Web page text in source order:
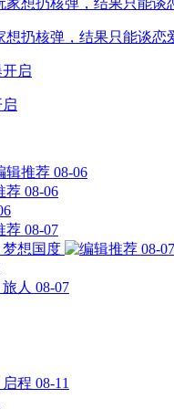
扔核弹，结果只能谈恋
08-06
08-06
08-07
想国度
08-07
人 08-07
程 08-11